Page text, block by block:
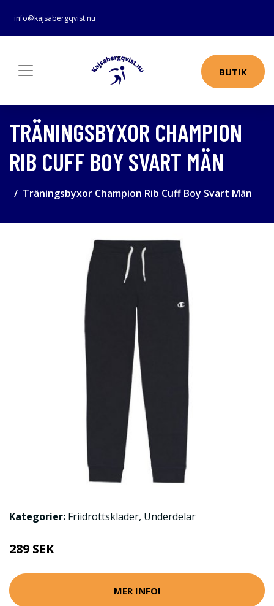
info@kajsabergqvist.nu
BUTIK
TRÄNINGSBYXOR CHAMPION
RIB CUFF BOY SVART MÄN
Träningsbyxor Champion Rib Cuff Boy Svart Män
Kategorier: Friidrottskläder, Underdelar
289 SEK
MER INFO!